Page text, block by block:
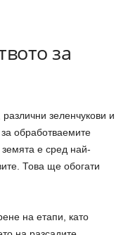
за
зеленчукови и
обработваемите
е сред най-
Това ще обогати
на етапи, като